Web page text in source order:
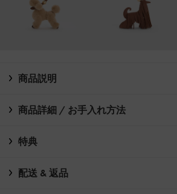
商品説明
商品詳細 / お手入れ方法
特典
配送 & 返品